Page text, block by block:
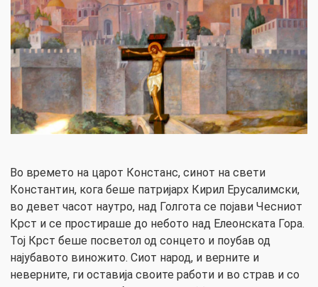
Во времето на царот Констанс, синот на свети
Константин, кога беше патријарх Кирил Ерусалимски,
во девет часот наутро, над Голгота се појави Чесниот
Крст и се простираше до небото над Елеонската Гора.
Тој Крст беше посветол од сонцето и поубав од
најубавото виножито. Сиот народ, и верните и
неверните, ги оставија своите работи и во страв и со